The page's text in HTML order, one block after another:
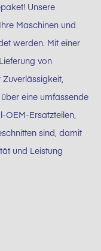
Unsere
Maschinen und
werden. Mit einer
von
eine umfassende
OEM-Ersatzteilen,
sind, damit
und Leistung